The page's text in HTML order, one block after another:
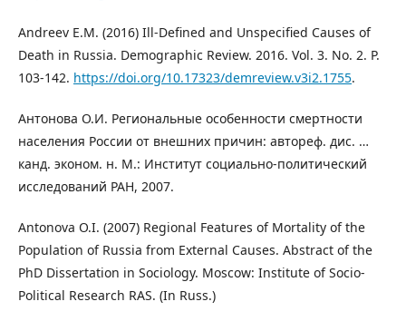
Andreev E.M. (2016) Ill-Defined and Unspecified Causes of
Death in Russia. Demographic Review. 2016. Vol. 3. No. 2. P.
103-142. https://doi.org/10.17323/demreview.v3i2.1755.
Антонова О.И. Региональные особенности смертности
населения России от внешних причин: автореф. дис. …
канд. эконом. н. М.: Институт социально-политический
исследований РАН, 2007.
Antonova O.I. (2007) Regional Features of Mortality of the
Population of Russia from External Causes. Abstract of the
PhD Dissertation in Sociology. Moscow: Institute of Socio-
Political Research RAS. (In Russ.)